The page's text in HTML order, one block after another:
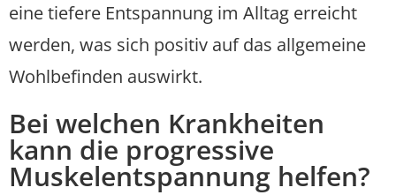
eine tiefere Entspannung im Alltag erreicht
werden, was sich positiv auf das allgemeine
Wohlbefinden auswirkt.
Bei welchen Krankheiten
kann die progressive
Muskelentspannung helfen?